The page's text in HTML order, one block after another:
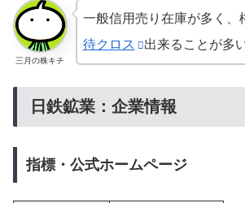
三月の株キチ
一般信用売り在庫が多く、
待クロス
出来ることが多
日鉄鉱業：企業情報
指標・公式ホームページ